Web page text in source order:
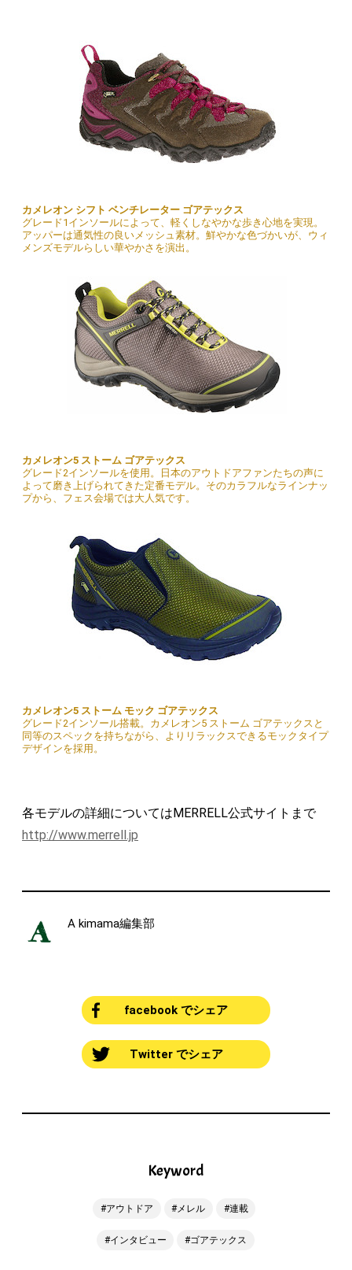
カメレオン シフト ベンチレーター ゴアテックス
グレード1インソールによって、軽くしなやかな歩き心地を実現。
アッパーは通気性の良いメッシュ素材。鮮やかな色づかいが、ウィ
メンズモデルらしい華やかさを演出。
カメレオン5 ストーム ゴアテックス
グレード2インソールを使用。日本のアウトドアファンたちの声に
よって磨き上げられてきた定番モデル。そのカラフルなラインナッ
プから、フェス会場では大人気です。
カメレオン5 ストーム モック ゴアテックス
グレード2インソール搭載。カメレオン5 ストーム ゴアテックスと
同等のスペックを持ちながら、よりリラックスできるモックタイプ
デザインを採用。
各モデルの詳細についてはMERRELL公式サイトまで
http://www.merrell.jp
A kimama編集部
facebook でシェア
Twitter でシェア
Keyword
アウトドア メレル 連載
インタビュー ゴアテックス